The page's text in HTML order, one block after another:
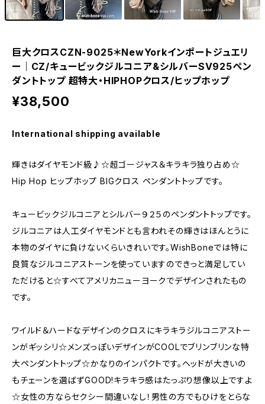
巨大クロスCZN-9025＊NewYorkインポートジュエリ
ー｜CZ/キュービックジルコニア&シルバーSV925ペン
ダントトップ 超特大・HIPHOPクロス/ヒップホップ
¥38,500
International shipping available
輝きはダイヤモンド級♪☆超ゴージャス＆キラキラ独り占め☆
Hip Hop ヒップホップ BIGクロス ペンダントトップです。
キュービックジルコニアとシルバー９２５のペンダントトップです。
ジルコニアは人工ダイヤモンドとも言われその輝きはほんとうに
本物のダイヤに負けないくらいきれいです。WishBoneでは特に
良質なジルコニアストーンを使っていますのできっと満足してい
ただけると☆すべてアメリカニューヨークでデザインされたもの
です。
ワイルド＆ハードなデザインのクロスにキラキラジルコニアストー
ンがギッシリ☆メンズっぽいデザインがCOOLでブリンブリンな特
大ペンダントトップ☆かなりのインパクトです。ヘッドが大きいの
もチェーンを選ばずGOOD!キラキラ感はたっぷり想像以上ですよ
☆女性の方ならセクシー間違いなし！男性の方でもひけをとらな